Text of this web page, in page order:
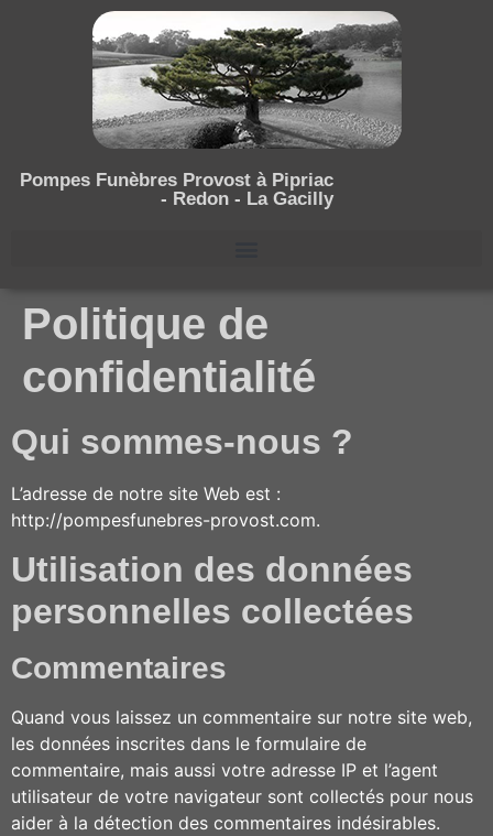
Pompes Funèbres Provost à Pipriac
- Redon - La Gacilly
Politique de
confidentialité
Qui sommes-nous ?
L’adresse de notre site Web est :
http://pompesfunebres-provost.com.
Utilisation des données
personnelles collectées
Commentaires
Quand vous laissez un commentaire sur notre site web,
les données inscrites dans le formulaire de
commentaire, mais aussi votre adresse IP et l’agent
utilisateur de votre navigateur sont collectés pour nous
aider à la détection des commentaires indésirables.